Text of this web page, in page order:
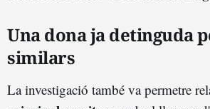
Una dona ja detinguda
similars
La investigació també va permetre